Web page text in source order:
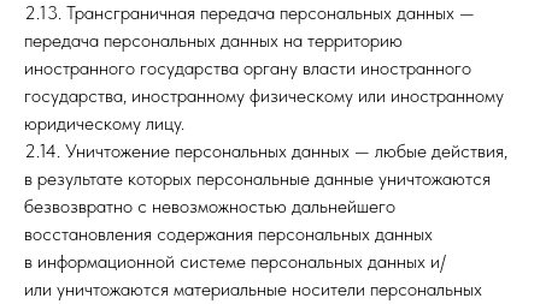
2.13. Трансграничная передача персональных данных —
передача персональных данных на территорию
иностранного государства органу власти иностранного
государства, иностранному физическому или иностранному
юридическому лицу.
2.14. Уничтожение персональных данных — любые действия,
в результате которых персональные данные уничтожаются
безвозвратно с невозможностью дальнейшего
восстановления содержания персональных данных
в информационной системе персональных данных и/
или уничтожаются материальные носители персональных